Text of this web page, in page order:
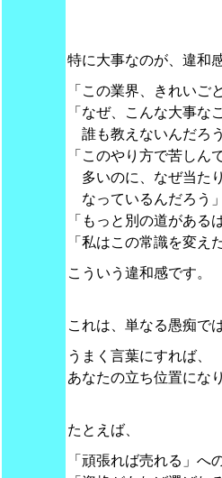
特に大事なのが、違和
「この業界、きれいご
「なぜ、こんな大事な
誰も教えないんだろう
「このやり方で苦しん
多いのに、なぜ当た
なっているんだろう」
「もっと別の道がある
「私はこの常識を変え
こういう違和感です。
これは、単なる愚痴で
うまく言葉にすれば、
あなたの立ち位置にな
たとえば、
「頑張れば売れる」へ